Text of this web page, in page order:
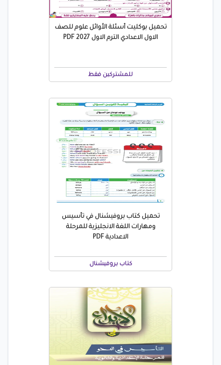
تحميل بوكليت أسئلة الأوائل علوم للصف
الاول الاعدادي الترم الاول 2027 PDF
للمشتركين فقط
تحميل كتاب بروفيشنال في تأسيس
ومهارات اللغة الانجليزية للمرحلة
الاعدادية PDF
كتاب بروفيشنال